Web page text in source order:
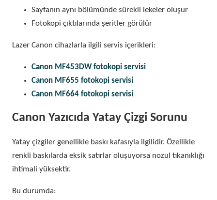
Sayfanın aynı bölümünde sürekli lekeler oluşur
Fotokopi çıktılarında şeritler görülür
Lazer Canon cihazlarla ilgili servis içerikleri:
Canon MF453DW fotokopi servisi
Canon MF655 fotokopi servisi
Canon MF664 fotokopi servisi
Canon Yazıcıda Yatay Çizgi Sorunu
Yatay çizgiler genellikle baskı kafasıyla ilgilidir. Özellikle
renkli baskılarda eksik satırlar oluşuyorsa nozul tıkanıklığı
ihtimali yüksektir.
Bu durumda: